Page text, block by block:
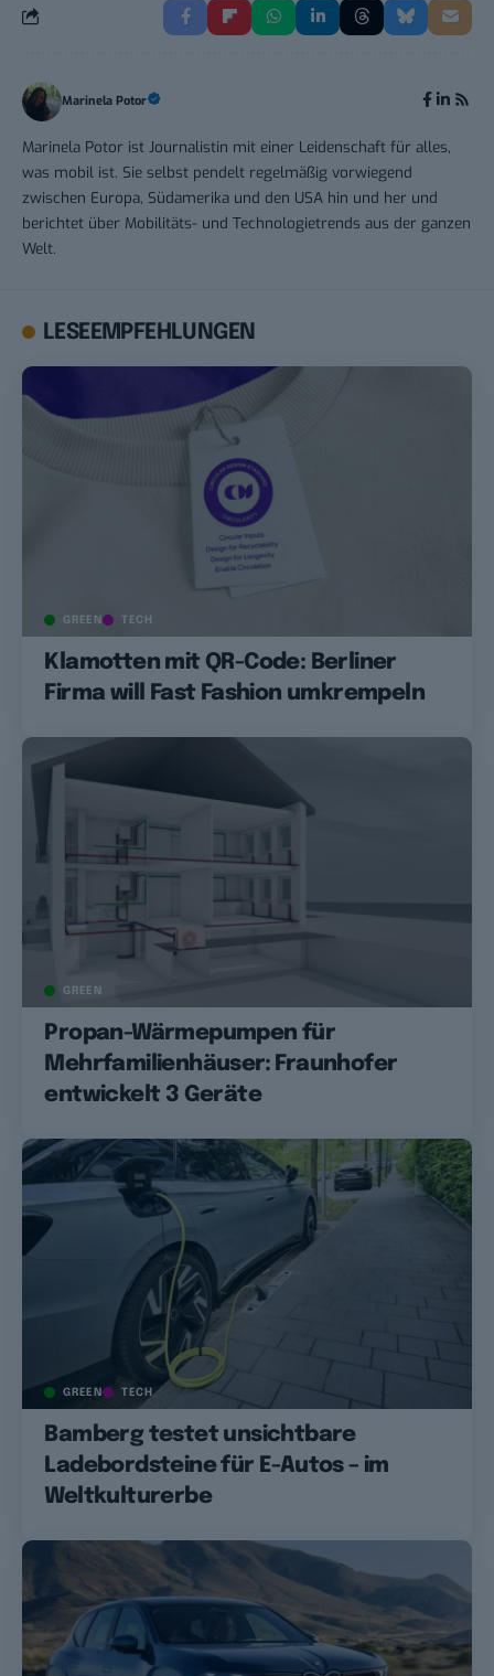
Marinela Potor
Marinela Potor ist Journalistin mit einer Leidenschaft für alles,
was mobil ist. Sie selbst pendelt regelmäßig vorwiegend
zwischen Europa, Südamerika und den USA hin und her und
berichtet über Mobilitäts- und Technologietrends aus der ganzen
Welt.
LESEEMPFEHLUNGEN
GREEN TECH
Klamotten mit QR-Code: Berliner
Firma will Fast Fashion umkrempeln
GREEN
Propan-Wärmepumpen für
Mehrfamilienhäuser: Fraunhofer
entwickelt 3 Geräte
GREEN TECH
Bamberg testet unsichtbare
Ladebordsteine für E-Autos – im
Weltkulturerbe